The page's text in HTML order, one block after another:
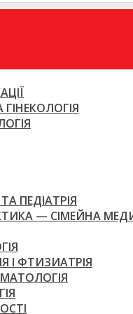
ПЕДІАТРІЯ
— СІМЕЙНА
І ФТИЗИАТРІЯ